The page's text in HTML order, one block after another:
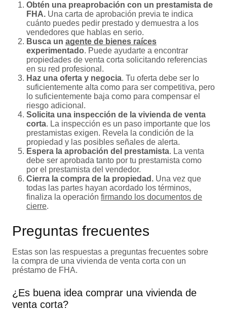
Obtén una preaprobación con un prestamista de
FHA. Una carta de aprobación previa te indica
cuánto puedes pedir prestado y demuestra a los
vendedores que hablas en serio.
Busca un agente de bienes raíces
experimentado. Puede ayudarte a encontrar
propiedades de venta corta solicitando referencias
en su red profesional.
Haz una oferta y negocia. Tu oferta debe ser lo
suficientemente alta como para ser competitiva, pero
lo suficientemente baja como para compensar el
riesgo adicional.
Solicita una inspección de la vivienda de venta
corta. La inspección es un paso importante que los
prestamistas exigen. Revela la condición de la
propiedad y las posibles señales de alerta.
Espera la aprobación del prestamista. La venta
debe ser aprobada tanto por tu prestamista como
por el prestamista del vendedor.
Cierra la compra de la propiedad. Una vez que
todas las partes hayan acordado los términos,
finaliza la operación firmando los documentos de
cierre.
Preguntas frecuentes
Estas son las respuestas a preguntas frecuentes sobre
la compra de una vivienda de venta corta con un
préstamo de FHA.
¿Es buena idea comprar una vivienda de
venta corta?